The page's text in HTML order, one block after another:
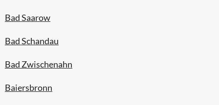
Bad Saarow
Bad Schandau
Bad Zwischenahn
Baiersbronn